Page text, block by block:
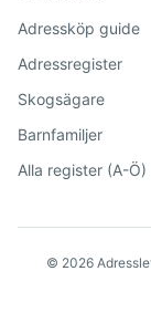
Adressköp guide
Adressregister
Skogsägare
Barnfamiljer
Alla register (A-Ö)
© 2026